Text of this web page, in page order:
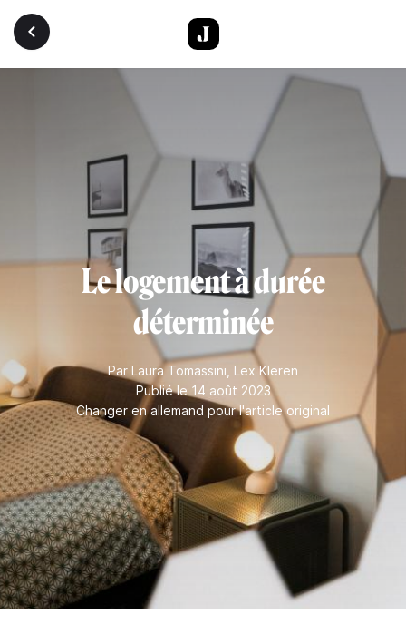
Aller au contenu principal
Le logement à durée
déterminée
Par Laura Tomassini Lex Kleren
Publié le 14 août 2023
Changer en allemand pour l'article original